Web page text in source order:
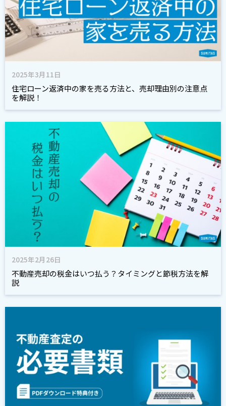
2025年3月11日
住宅ローン返済中の家を売る方法と、売却理由別の注意点
を解説！
2025年2月26日
不動産売却の税金はいつ払う？タイミングと節税方法を解
説